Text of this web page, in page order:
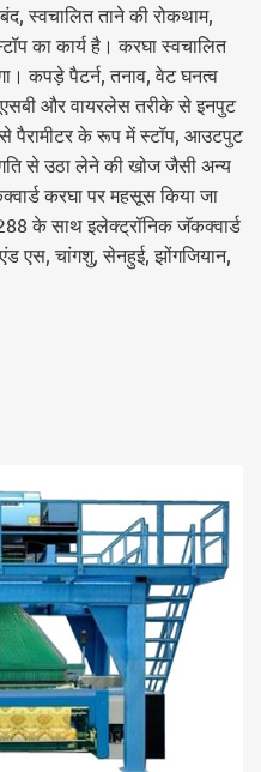
स्वचालित ताने की रोकथाम,
का कार्य है। करघा स्वचालित
कपड़े पैटर्न, तनाव, वेट घनत्व
और वायरलेस तरीके से इनपुट
पैरामीटर के रूप में स्टॉप, आउटपुट
से उठा लेने की खोज जैसी अन्य
करघा पर महसूस किया जा
के साथ इलेक्ट्रॉनिक जॅकक्वार्ड
एस, चांगशु, सेनहुई, झोंगजियान,